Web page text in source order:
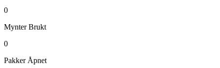
0
Mynter Brukt
0
Pakker Åpnet